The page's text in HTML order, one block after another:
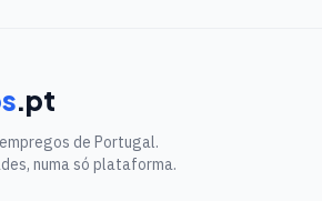
.pt
de Portugal.
numa só plataforma.